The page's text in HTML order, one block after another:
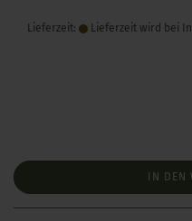
Lieferzeit: Lieferzeit wird bei
IN DEN